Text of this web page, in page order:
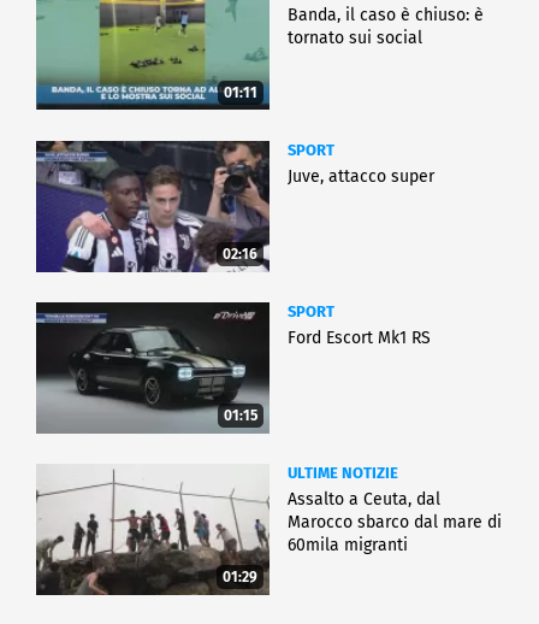
01:11
Banda, il caso è chiuso: è
tornato sui social
02:16
SPORT
Juve, attacco super
01:15
SPORT
Ford Escort Mk1 RS
01:29
ULTIME NOTIZIE
Assalto a Ceuta, dal
Marocco sbarco dal mare di
60mila migranti